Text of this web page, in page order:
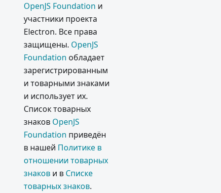
OpenJS Foundation и
участники проекта
Electron. Все права
защищены. OpenJS
Foundation обладает
зарегистрированным
и товарными знаками
и использует их.
Список товарных
знаков OpenJS
Foundation приведён
в нашей Политике в
отношении товарных
знаков и в Списке
товарных знаков.